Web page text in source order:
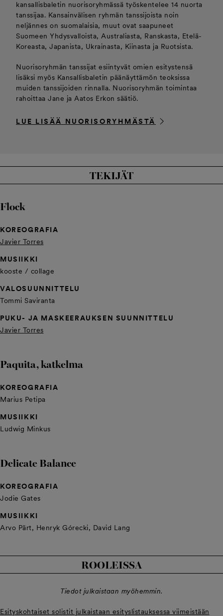
kansallisbaletin nuorisoryhmässä työskentelee 14 nuorta
tanssijaa. Kansainvälisen ryhmän tanssijoista noin
neljännes on suomalaisia, muut ovat saapuneet
Suomeen Yhdysvalloista, Australiasta, Ranskasta, Etelä-
Koreasta, Japanista, Ukrainasta, Kiinasta ja Ruotsista.
Nuorisoryhmän tanssijat esiintyvät omien esitystensä
lisäksi myös Kansallisbaletin päänäyttämön teoksissa
muiden tanssijoiden rinnalla. Nuorisoryhmän toimintaa
rahoittaa Jane ja Aatos Erkon säätiö.
LUE LISÄÄ NUORISORYHMÄSTÄ
TEKIJÄT
Flock
KOREOGRAFIA
Javier Torres
MUSIIKKI
kooste / collage
VALOSUUNNITTELU
Tommi Saviranta
PUKU- JA MASKEERAUKSEN SUUNNITTELU
Javier Torres
Paquita, katkelma
KOREOGRAFIA
Marius Petipa
MUSIIKKI
Ludwig Minkus
Delicate Balance
KOREOGRAFIA
Jodie Gates
MUSIIKKI
Arvo Pärt, Henryk Górecki, David Lang
ROOLEISSA
Tiedot julkaistaan myöhemmin.
Esityskohtaiset solistit julkaistaan esityslistauksessa viimeistään